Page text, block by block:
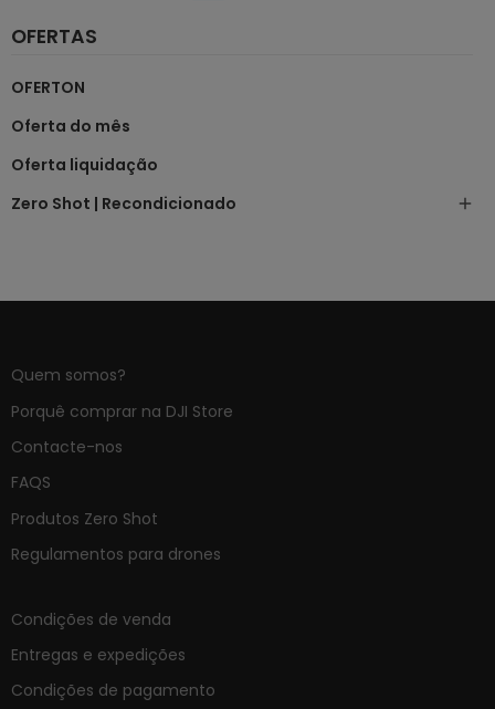
OFERTAS
OFERTON
Oferta do mês
Oferta liquidação
Zero Shot | Recondicionado

Quem somos?
Porquê comprar na DJI Store
Contacte-nos
FAQS
Produtos Zero Shot
Regulamentos para drones
Condições de venda
Entregas e expedições
Condições de pagamento